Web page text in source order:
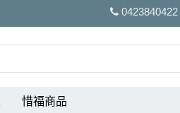
0423840422
惜福商品